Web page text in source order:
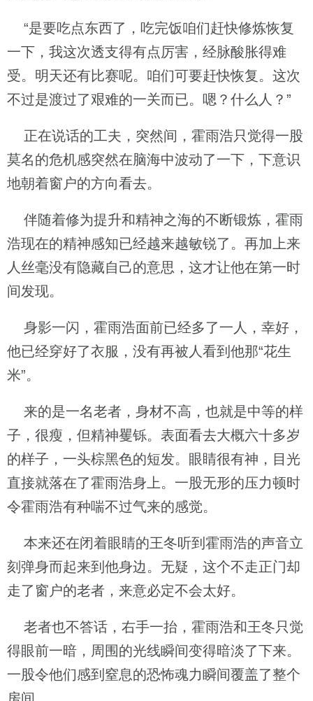
“是要吃点东西了，吃完饭咱们赶快修炼恢复
一下，我这次透支得有点厉害，经脉酸胀得难
受。明天还有比赛呢。咱们可要赶快恢复。这次
不过是渡过了艰难的一关而已。嗯？什么人？”
正在说话的工夫，突然间，霍雨浩只觉得一股
莫名的危机感突然在脑海中波动了一下，下意识
地朝着窗户的方向看去。
伴随着修为提升和精神之海的不断锻炼，霍雨
浩现在的精神感知已经越来越敏锐了。再加上来
人丝毫没有隐藏自己的意思，这才让他在第一时
间发现。
身影一闪，霍雨浩面前已经多了一人，幸好，
他已经穿好了衣服，没有再被人看到他那“花生
米”。
来的是一名老者，身材不高，也就是中等的样
子，很瘦，但精神矍铄。表面看去大概六十多岁
的样子，一头棕黑色的短发。眼睛很有神，目光
直接就落在了霍雨浩身上。一股无形的压力顿时
令霍雨浩有种喘不过气来的感觉。
本来还在闭着眼睛的王冬听到霍雨浩的声音立
刻弹身而起来到他身边。无疑，这个不走正门却
走了窗户的老者，来意必定不会太好。
老者也不答话，右手一抬，霍雨浩和王冬只觉
得眼前一暗，周围的光线瞬间变得暗淡了下来。
一股令他们感到窒息的恐怖魂力瞬间覆盖了整个